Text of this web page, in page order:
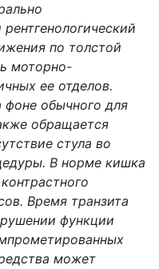
по толстой
моторно-
ее отделов.
фоне обычного для
обращается
стула во
В норме кишка
Время транзита
функции
может